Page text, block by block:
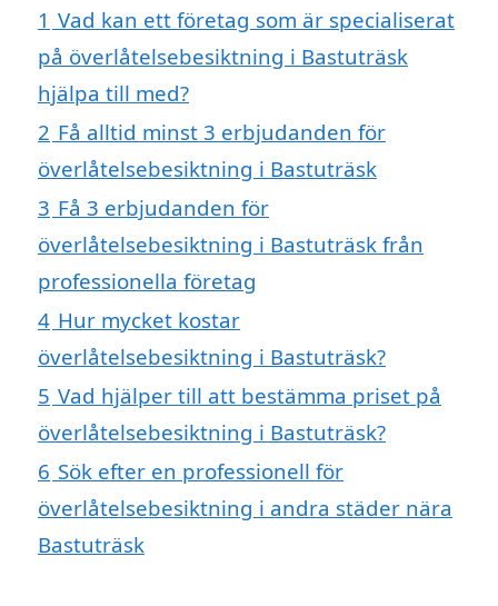
1 Vad kan ett företag som är specialiserat
på överlåtelsebesiktning i Bastuträsk
hjälpa till med?
2 Få alltid minst 3 erbjudanden för
överlåtelsebesiktning i Bastuträsk
3 Få 3 erbjudanden för
överlåtelsebesiktning i Bastuträsk från
professionella företag
4 Hur mycket kostar
överlåtelsebesiktning i Bastuträsk?
5 Vad hjälper till att bestämma priset på
överlåtelsebesiktning i Bastuträsk?
6 Sök efter en professionell för
överlåtelsebesiktning i andra städer nära
Bastuträsk